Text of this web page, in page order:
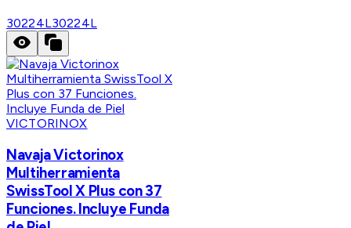
30224L30224L
VICTORINOX
Navaja Victorinox
Multiherramienta
SwissTool X Plus con 37
Funciones. Incluye Funda